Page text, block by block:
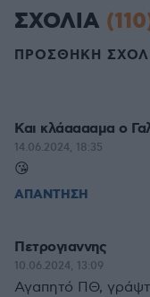
ΣΧΟΛΙΑ
ΠΡΟΣΘΗΚΗ
Και κλάααααμα ο
14.06.2024, 18:35
😘
ΑΠΑΝΤΗΣΗ
Πετρογιαννης
10.06.2024, 13:09
Αγαπητό ΠΘ,